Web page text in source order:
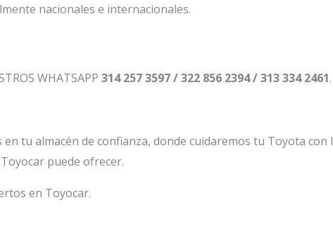
nacionales e internacionales.
WHATSAPP 314 257 3597 / 322 856 2394 / 313 334 2461.
tu almacén de confianza, donde cuidaremos tu Toyota
puede ofrecer.
en Toyocar.